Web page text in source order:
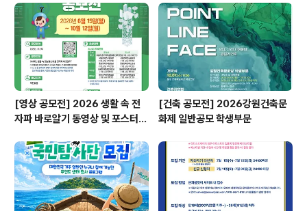
[영상 공모전] 2026 생활 속 전
자파 바로알기 동영상 및 포스터
[건축 공모전] 2026강원건축문
화제 일반공모 학생부문